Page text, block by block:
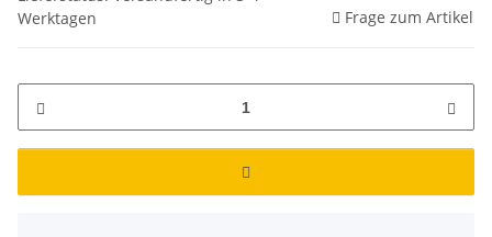
Werktagen
Frage zum Artikel